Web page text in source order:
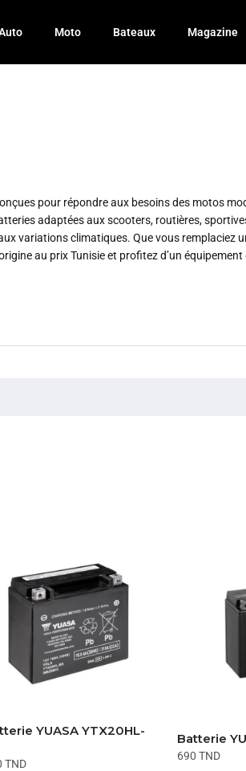
Moto Bateaux Magazine
pour répondre aux besoins des motos
adaptées aux scooters, routières,
variations climatiques. Que vous remplaciez
au prix Tunisie et profitez d’un
YUASA YTX20HL-
TND
Batterie
690TND